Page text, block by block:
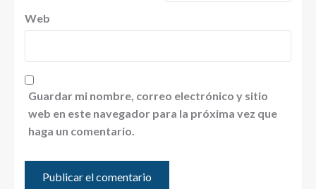
Web
Guardar mi nombre, correo electrónico y sitio
web en este navegador para la próxima vez que
haga un comentario.